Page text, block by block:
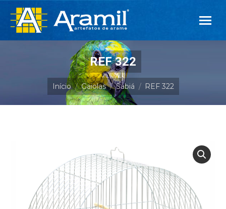
REF 322
Você está aqui:
Início Gaiolas Sabiá REF 322